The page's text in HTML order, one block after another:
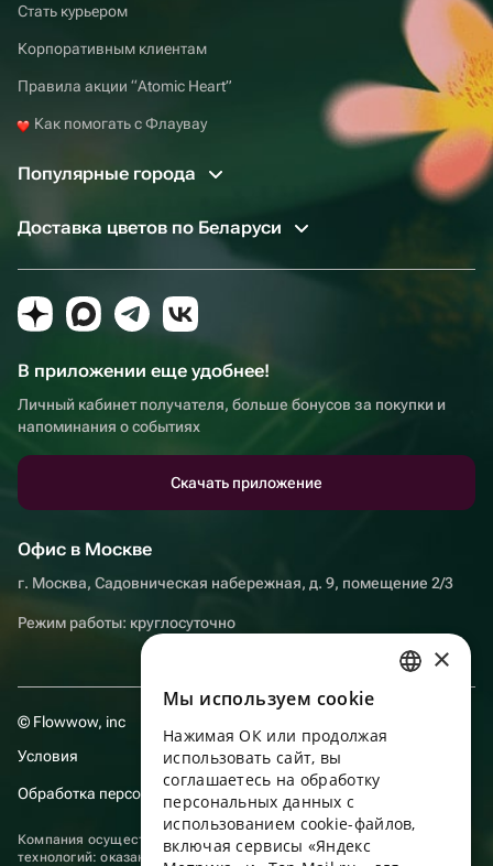
Стать курьером
Корпоративным клиентам
Правила акции “Atomic Heart”
Как помогать с Флаувау
Популярные города
Доставка цветов по Беларуси
В приложении еще удобнее!
Личный кабинет получателя, больше бонусов за покупки и
напоминания о событиях
Скачать приложение
Офис в Москве
г. Москва, Садовническая набережная, д. 9, помещение 2/3
Режим работы: круглосуточно
© Flowwow, inc
Условия
Обработка персональных данных
Компания осуществляет деятельность в области информационных
технологий: оказание услуг в сети “Интернет” по размещению
ENGLISH
UKRAINIAN
PORTUGUESE
×
Мы используем сookie
Нажимая ОК или продолжая
использовать сайт, вы
соглашаетесь на обработку
персональных данных с
использованием cookie-файлов,
включая сервисы «Яндекс